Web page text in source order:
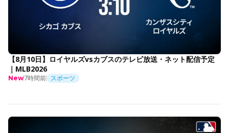
【8月10日】ロイヤルズvsカブスのテレビ放送・ネット配信予定
｜MLB2026
New7時間前 スポーツ